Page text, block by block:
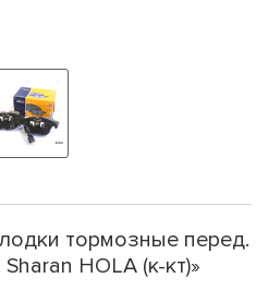
тормозные перед.
HOLA (к-кт)»